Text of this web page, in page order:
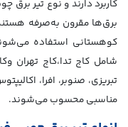
برق‌ها مقرون به‌صرفه
کوهستانی استفاده
شامل کاج تدا،کاج تهران
تبریزی، صنوبر، افرا،
مناسبی محسوب می‌شوند.